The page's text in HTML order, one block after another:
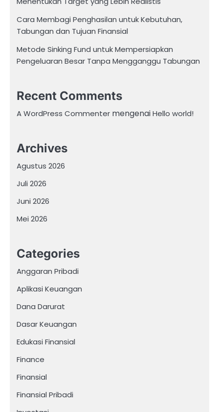
Cara Membagi Penghasilan untuk Kebutuhan,
Tabungan dan Tujuan Finansial
Metode Sinking Fund untuk Mempersiapkan
Pengeluaran Besar Tanpa Mengganggu Tabungan
Recent Comments
A WordPress Commenter mengenaiHello world!
Archives
Agustus 2026
Juli 2026
Juni 2026
Mei 2026
Categories
Anggaran Pribadi
Aplikasi Keuangan
Dana Darurat
Dasar Keuangan
Edukasi Finansial
Finance
Finansial
Finansial Pribadi